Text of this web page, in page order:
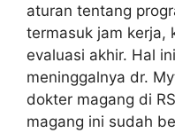
aturan tentang
termasuk jam kerja,
evaluasi akhir. Hal
meninggalnya dr.
dokter magang di
magang ini sudah